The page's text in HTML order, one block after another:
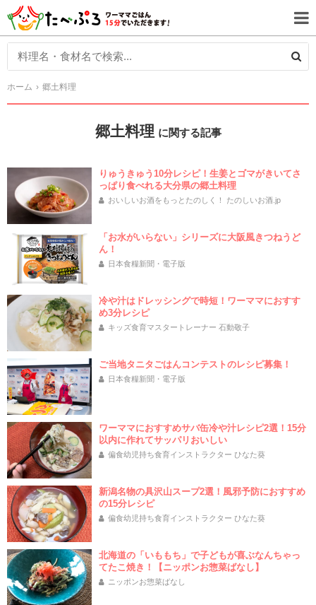
ホーム 郷土料理
郷土料理 に関する記事
りゅうきゅう10分レシピ！生姜とゴマがきいてさ
っぱり食べれる大分県の郷土料理
おいしいお酒をもっとたのしく！ たのしいお酒.jp
「お水がいらない」シリーズに大阪風きつねうど
ん！
日本食糧新聞・電子版
冷や汁はドレッシングで時短！ワーママにおすす
め3分レシピ
キッズ食育マスタートレーナー 石動敬子
ご当地タニタごはんコンテストのレシピ募集！
日本食糧新聞・電子版
ワーママにおすすめサバ缶冷や汁レシピ2選！15分
以内に作れてサッパリおいしい
偏食幼児持ち食育インストラクター ひなた葵
新潟名物の具沢山スープ2選！風邪予防におすすめ
の15分レシピ
偏食幼児持ち食育インストラクター ひなた葵
北海道の「いももち」で子どもが喜ぶなんちゃっ
てたこ焼き！【ニッポンお惣菜ばなし】
ニッポンお惣菜ばなし